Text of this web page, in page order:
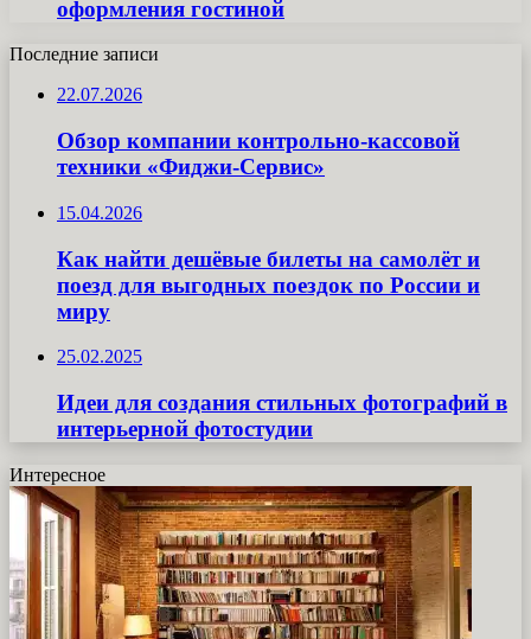
оформления гостиной
Последние записи
22.07.2026
Обзор компании контрольно-кассовой
техники «Фиджи-Сервис»
15.04.2026
Как найти дешёвые билеты на самолёт и
поезд для выгодных поездок по России и
миру
25.02.2025
Идеи для создания стильных фотографий в
интерьерной фотостудии
Интересное